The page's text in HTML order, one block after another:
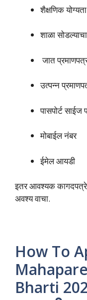
शैक्षणिक
शाळा
जात
उत्पन्न
पासपोर्ट साईज
मोबाईल नंबर
ईमेल आयडी
इतर आवश्यक कागदपत्रे
अवश्य वाचा.
How To
Bharti